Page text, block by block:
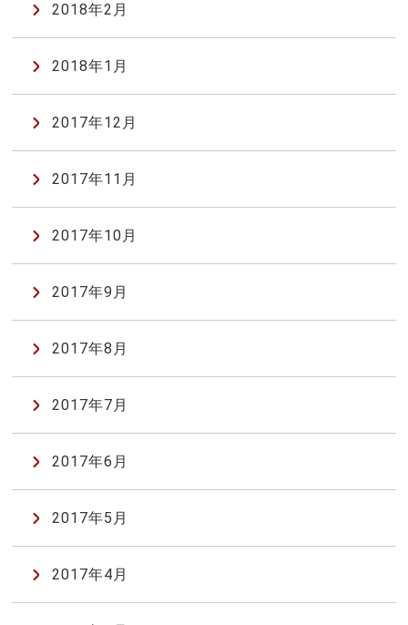
2018年2月
2018年1月
2017年12月
2017年11月
2017年10月
2017年9月
2017年8月
2017年7月
2017年6月
2017年5月
2017年4月